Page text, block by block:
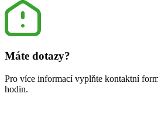
Máte dotazy?
Pro více informací vyplňte kontaktní
hodin.